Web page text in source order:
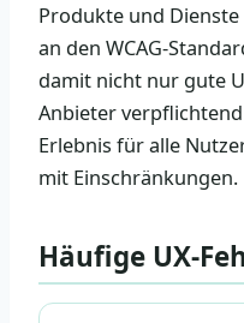
Produkte und
an den WCAG-
damit nicht nur gute
Anbieter
Erlebnis für alle
mit Einschränkungen.
Häufige UX-